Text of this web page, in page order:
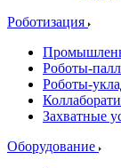
Роботизация
Роботы-
Роботы-
Захватные
Оборудование